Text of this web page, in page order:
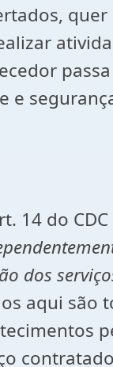
14 do
dos
aqui são